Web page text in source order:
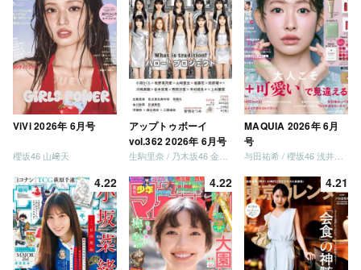
ViVi 2026年 6月号
櫻坂46 山﨑天
アップトゥボーイ
vol.362 2026年 6月号
MAQUIA 2026年 6月
号
4.22 4.22 4.21